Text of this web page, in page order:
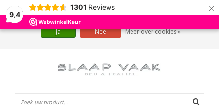
9,4
1301 Reviews ×
Wij slaan cookies op om onze website te verbeteren. Is dat akkoord?
Ja Nee Meer over cookies »